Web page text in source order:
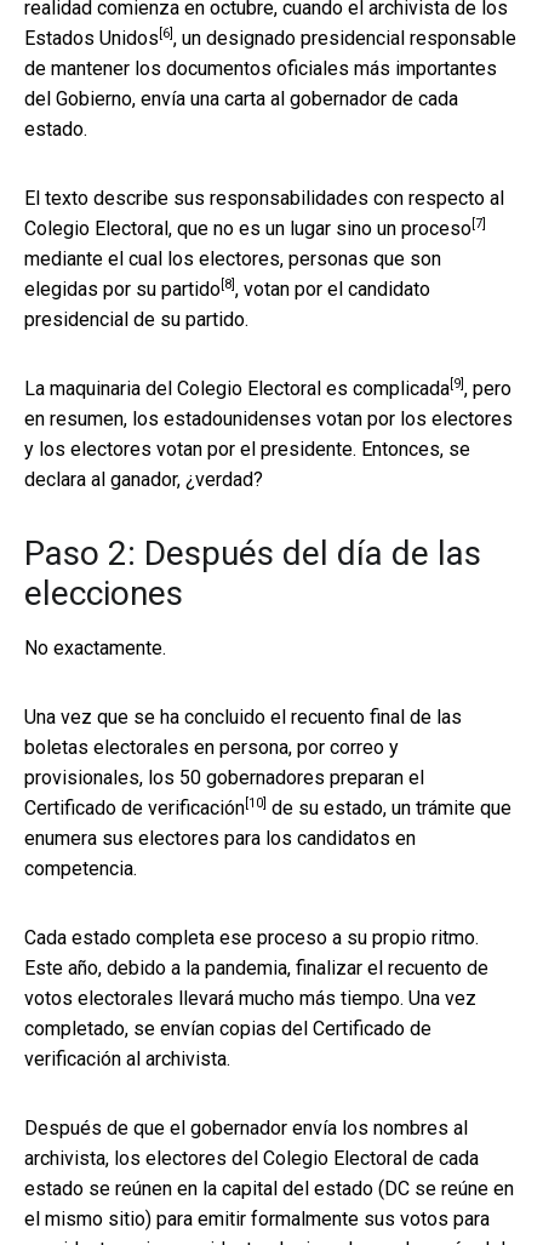
realidad comienza en octubre, cuando el archivista de los
Estados Unidos [6] , un designado presidencial responsable
de mantener los documentos oficiales más importantes
del Gobierno, envía una carta al gobernador de cada
estado.
El texto describe sus responsabilidades con respecto al
Colegio Electoral, que no es un lugar sino un proceso [7]
mediante el cual los electores, personas que son
elegidas por su partido [8] , votan por el candidato
presidencial de su partido.
La maquinaria del Colegio Electoral es complicada [9] , pero
en resumen, los estadounidenses votan por los electores
y los electores votan por el presidente. Entonces, se
declara al ganador, ¿verdad?
Paso 2: Después del día de las
elecciones
No exactamente.
Una vez que se ha concluido el recuento final de las
boletas electorales en persona, por correo y
provisionales, los 50 gobernadores preparan el
Certificado de verificación [10] de su estado, un trámite que
enumera sus electores para los candidatos en
competencia.
Cada estado completa ese proceso a su propio ritmo.
Este año, debido a la pandemia, finalizar el recuento de
votos electorales llevará mucho más tiempo. Una vez
completado, se envían copias del Certificado de
verificación al archivista.
Después de que el gobernador envía los nombres al
archivista, los electores del Colegio Electoral de cada
estado se reúnen en la capital del estado (DC se reúne en
el mismo sitio) para emitir formalmente sus votos para